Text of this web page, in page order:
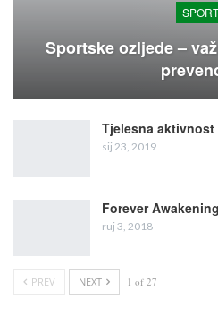
SPORT
Sportske ozljede –
Tjelesna aktivnost
sij 23, 2019
Forever
ruj 3, 2018
PREV NEXT 1 of 27